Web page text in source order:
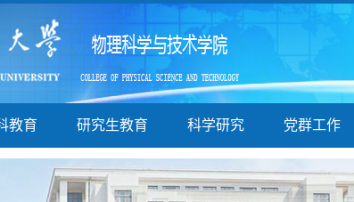
教育 研究生教育 科学研究 党群工作